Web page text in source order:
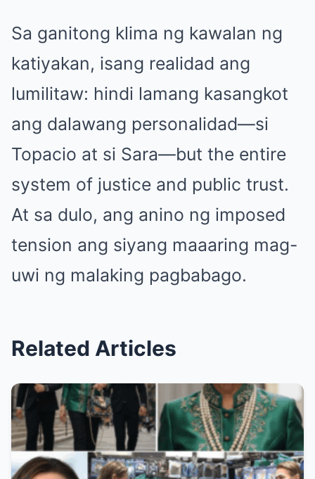
Sa ganitong klima ng kawalan ng
katiyakan, isang realidad ang
lumilitaw: hindi lamang kasangkot
ang dalawang personalidad—si
Topacio at si Sara—but the entire
system of justice and public trust.
At sa dulo, ang anino ng imposed
tension ang siyang maaaring mag-
uwi ng malaking pagbabago.
Related Articles